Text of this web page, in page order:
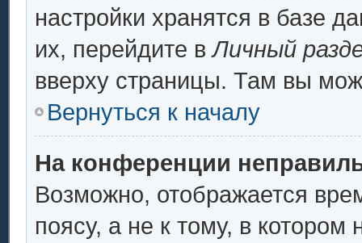
настройки хранятся в базе
их, перейдите вЛичный
вверху страницы. Там вы
Вернуться к началу
На конференции
Возможно, отображается
поясу, а не к тому, в